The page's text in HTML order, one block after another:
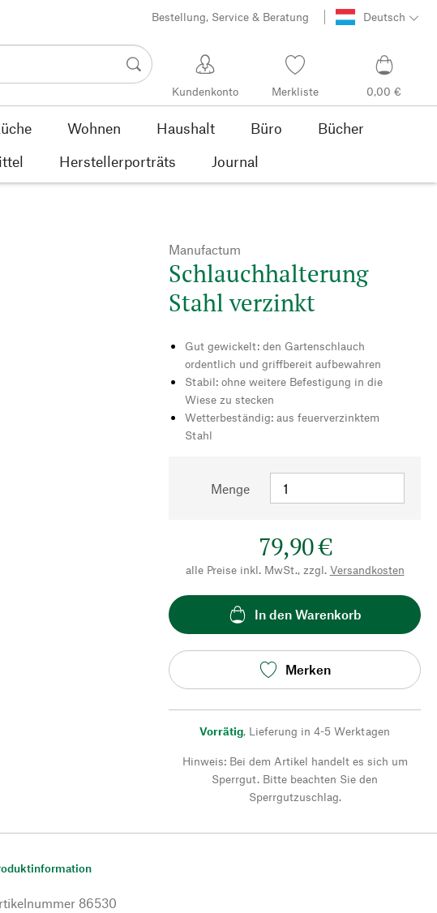
Bestellung, Service & Beratung Deutsch
Kundenkonto Merkliste 0,00 €
Wohnen Haushalt Büro
Bücher
Herstellerporträts Journal
Manufactum
Schlauchhalterung
Stahl verzinkt
Gut gewickelt: den Gartenschlauch
ordentlich und griffbereit aufbewahren
Stabil: ohne weitere Befestigung in die
Wiese zu stecken
Wetterbeständig: aus feuerverzinktem
Stahl
Menge
79,90 €
alle Preise inkl. MwSt., zzgl. Versandkosten
In den Warenkorb
Merken
Vorrätig, Lieferung in 4-5 Werktagen
Hinweis: Bei dem Artikel handelt es sich um
Sperrgut. Bitte beachten Sie den
Sperrgutzuschlag.
86530